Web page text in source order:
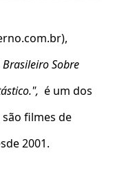
Sobre
é um dos
filmes de
2001.